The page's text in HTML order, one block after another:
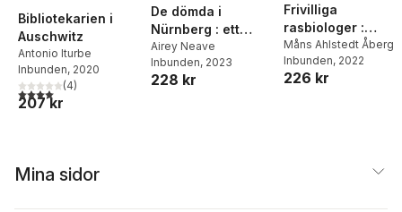
Bibliotekarien i
Auschwitz
Antonio Iturbe
Inbunden, 2020
4,0utav 5 stjärnor. Totalt antal röster:
(4)
207 kr
De dömda i
Nürnberg : ett
ögonvittne berättar
Airey Neave
Inbunden, 2023
228 kr
Frivilliga
rasbiologer :
interaktionen och
nen mellan
Måns Ahlstedt Åberg
Inbunden, 2022
226 kr
Mina sidor